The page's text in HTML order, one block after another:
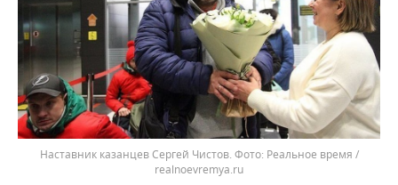
Наставник казанцев Сергей Чистов.
Реальное время /
realnoevremya.ru